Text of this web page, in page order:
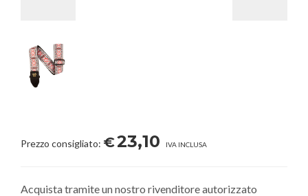
Prezzo consigliato: €23,10 IVA INCLUSA
Acquista tramite un nostro rivenditore autorizzato